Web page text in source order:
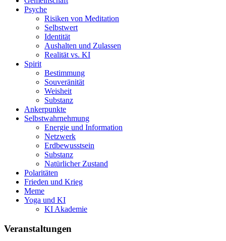
Psyche
Risiken von Meditation
Selbstwert
Identität
Aushalten und Zulassen
Realität vs. KI
Spirit
Bestimmung
Souveränität
Weisheit
Substanz
Ankerpunkte
Selbstwahrnehmung
Energie und Information
Netzwerk
Erdbewusstsein
Substanz
Natürlicher Zustand
Polaritäten
Frieden und Krieg
Meme
Yoga und KI
KI Akademie
Veranstaltungen